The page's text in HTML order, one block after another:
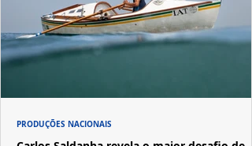
PRODUÇÕES NACIONAIS